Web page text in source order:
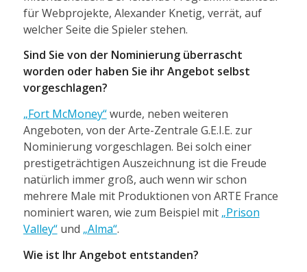
für Webprojekte, Alexander Knetig, verrät, auf
welcher Seite die Spieler stehen.
Sind Sie von der Nominierung überrascht
worden oder haben Sie ihr Angebot selbst
vorgeschlagen?
„Fort McMoney“wurde, neben weiteren
Angeboten, von der Arte-Zentrale G.E.I.E. zur
Nominierung vorgeschlagen. Bei solch einer
prestigeträchtigen Auszeichnung ist die Freude
natürlich immer groß, auch wenn wir schon
mehrere Male mit Produktionen von ARTE France
nominiert waren, wie zum Beispiel mit „Prison
Valley“und „Alma“.
Wie ist Ihr Angebot entstanden?